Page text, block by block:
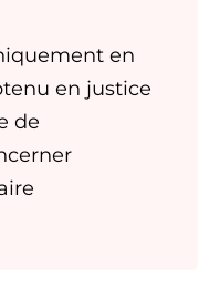
en
en justice
de